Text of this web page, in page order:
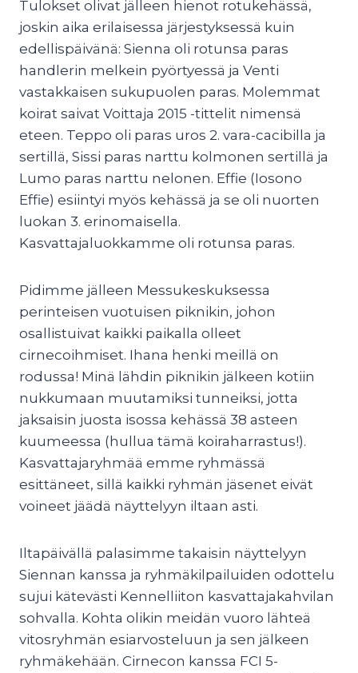
Tulokset olivat jälleen hienot rotukehässä,
joskin aika erilaisessa järjestyksessä kuin
edellispäivänä: Sienna oli rotunsa paras
handlerin melkein pyörtyessä ja Venti
vastakkaisen sukupuolen paras. Molemmat
koirat saivat Voittaja 2015 -tittelit nimensä
eteen. Teppo oli paras uros 2. vara-cacibilla ja
sertillä, Sissi paras narttu kolmonen sertillä ja
Lumo paras narttu nelonen. Effie (Iosono
Effie) esiintyi myös kehässä ja se oli nuorten
luokan 3. erinomaisella.
Kasvattajaluokkamme oli rotunsa paras.
Pidimme jälleen Messukeskuksessa
perinteisen vuotuisen piknikin, johon
osallistuivat kaikki paikalla olleet
cirnecoihmiset. Ihana henki meillä on
rodussa! Minä lähdin piknikin jälkeen kotiin
nukkumaan muutamiksi tunneiksi, jotta
jaksaisin juosta isossa kehässä 38 asteen
kuumeessa (hullua tämä koiraharrastus!).
Kasvattajaryhmää emme ryhmässä
esittäneet, sillä kaikki ryhmän jäsenet eivät
voineet jäädä näyttelyyn iltaan asti.
Iltapäivällä palasimme takaisin näyttelyyn
Siennan kanssa ja ryhmäkilpailuiden odottelu
sujui kätevästi Kennelliiton kasvattajakahvilan
sohvalla. Kohta olikin meidän vuoro lähteä
vitosryhmän esiarvosteluun ja sen jälkeen
ryhmäkehään. Cirnecon kanssa FCI 5-